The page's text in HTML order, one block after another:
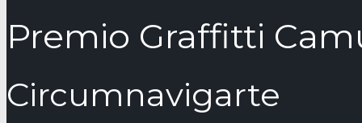
Premio Graffitti
Circumnavigarte